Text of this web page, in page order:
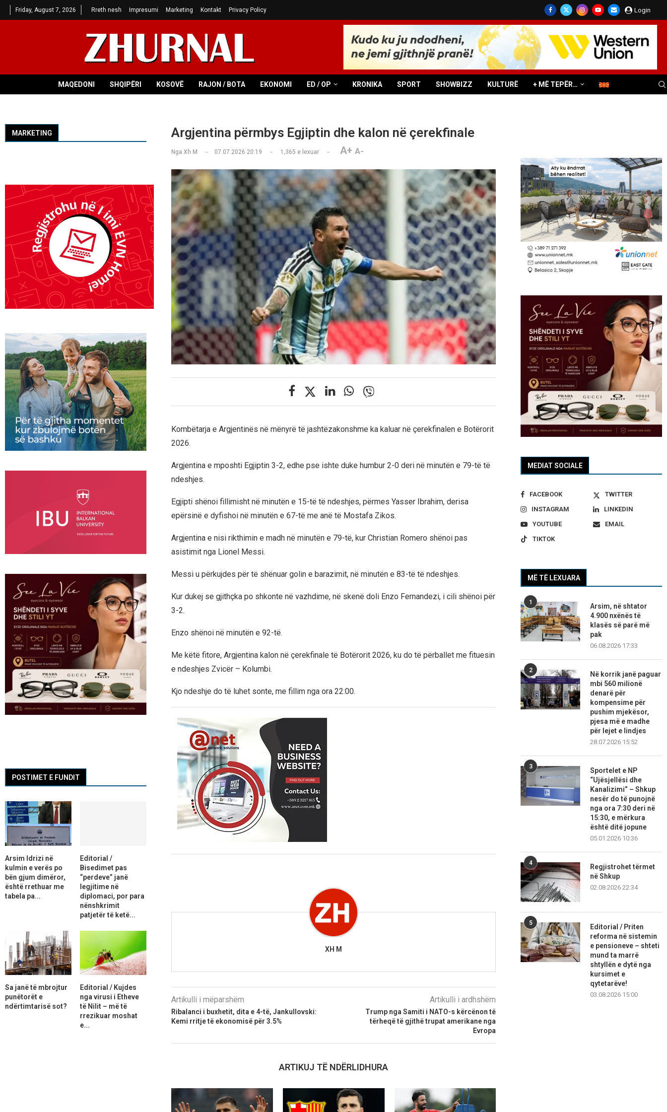
Friday, August 7, 2026 Rreth nesh Impresumi Marketing Kontakt Privacy Policy Login
MAQEDONI SHQIPËRI KOSOVË RAJON / BOTA EKONOMI ED / OP KRONIKA SPORT SHOWBIZZ KULTURË + MË TEPËR…
Argjentina përmbys Egjiptin dhe kalon në çerekfinale
Nga Xh M 07.07.2026 20:19 1,365 e lexuar A+ A-
Kombëtarja e Argjentinës në mënyrë të jashtëzakonshme ka kaluar në çerekfinalen e Botërorit
2026.
Argjentina e mposhti Egjiptin 3-2, edhe pse ishte duke humbur 2-0 deri në minutën e 79-të të
ndeshjes.
Egjipti shënoi fillimisht në minutën e 15-të të ndeshjes, përmes Yasser Ibrahim, derisa
epërsinë e dyfishoi në minutën e 67-të me anë të Mostafa Zikos.
Argjentina e nisi rikthimin e madh në minutën e 79-të, kur Christian Romero shënoi pas
asistimit nga Lionel Messi.
Messi u përkujdes për të shënuar golin e barazimit, në minutën e 83-të të ndeshjes.
Kur dukej se gjithçka po shkonte në vazhdime, në skenë doli Enzo Fernandezi, i cili shënoi për
3-2.
Enzo shënoi në minutën e 92-të.
Me këtë fitore, Argjentina kalon në çerekfinale të Botërorit 2026, ku do të përballet me fituesin
e ndeshjes Zvicër – Kolumbi.
Kjo ndeshje do të luhet sonte, me fillim nga ora 22:00.
XH M
Artikulli i mëparshëm
Ribalanci i buxhetit, dita e 4-të, Jankullovski:
Kemi rritje të ekonomisë për 3.5%
Artikulli i ardhshëm
Trump nga Samiti i NATO-s kërcënon të
tërheqë të gjithë trupat amerikane nga
Evropa
ARTIKUJ TË NDËRLIDHURA
MEDIAT SOCIALE
FACEBOOK
TWITTER
INSTAGRAM
LINKEDIN
YOUTUBE
EMAIL
TIKTOK
MË TË LEXUARA
1
Arsim, në shtator
4.900 nxënës të
klasës së parë më
pak
06.08.2026 17:33
2
Në korrik janë paguar
mbi 560 milionë
denarë për
kompensime për
pushim mjekësor,
pjesa më e madhe
për lejet e lindjes
28.07.2026 15:52
3
Sportelet e NP
“Ujësjellësi dhe
Kanalizimi” – Shkup
nesër do të punojnë
nga ora 7:30 deri në
15:30, e mërkura
është ditë jopune
05.01.2026 10:36
4
Regjistrohet tërmet
në Shkup
02.08.2026 22:34
5
Editorial / Priten
reforma në sistemin
e pensioneve – shteti
mund ta marrë
shtyllën e dytë nga
kursimet e
qytetarëve!
03.08.2026 15:00
MARKETING
POSTIMET E FUNDIT
Arsim Idrizi në
kulmin e verës po
bën gjum dimëror,
është rrethuar me
tabela pa...
Editorial /
Bisedimet pas
“perdeve” janë
legjitime në
diplomaci, por para
nënshkrimit
patjetër të ketë...
Sa janë të mbrojtur
punëtorët e
ndërtimtarisë sot?
Editorial / Kujdes
nga virusi i Etheve
të Nilit – më të
rrezikuar moshat
e...